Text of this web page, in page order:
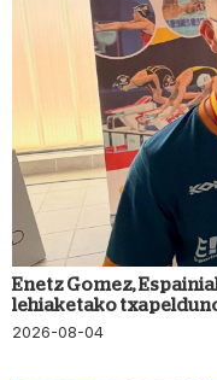
Enetz Gomez,
lehiaketako
2026-08-04